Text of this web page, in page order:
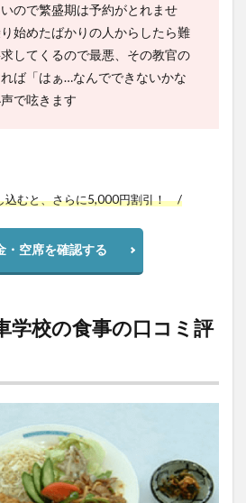
ので繁盛期は予約がとれませ
始めたばかりの人からしたら難
してくるので最悪、その教官の
ば「はぁ…なんでできないかな
で呟きます
むと、さらに5,000円割引！ /
・空席を確認する
学校の食事の口コミ評